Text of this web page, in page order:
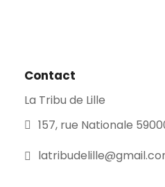
Contact
La Tribu de Lille
157, rue Nationale